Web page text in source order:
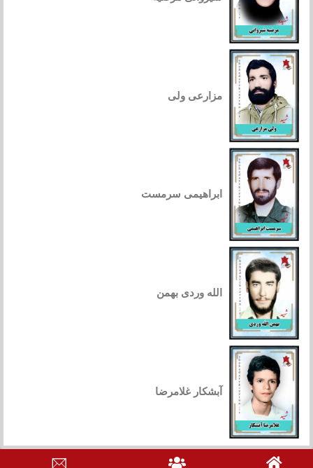
مزارعی ولی
ابراهیمی سرمست
الله وردی بهمن
آبشکار غلامرضا